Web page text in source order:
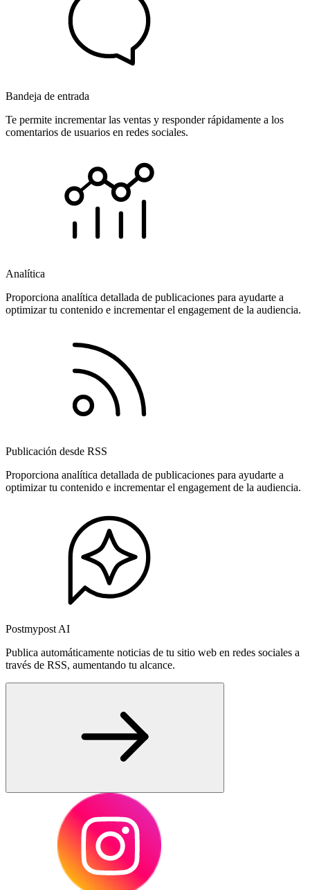
Bandeja de entrada
Te permite incrementar las ventas y responder rápidamente a los
comentarios de usuarios en redes sociales.
Analítica
Proporciona analítica detallada de publicaciones para ayudarte a
optimizar tu contenido e incrementar el engagement de la audiencia.
Publicación desde RSS
Proporciona analítica detallada de publicaciones para ayudarte a
optimizar tu contenido e incrementar el engagement de la audiencia.
Postmypost AI
Publica automáticamente noticias de tu sitio web en redes sociales a
través de RSS, aumentando tu alcance.